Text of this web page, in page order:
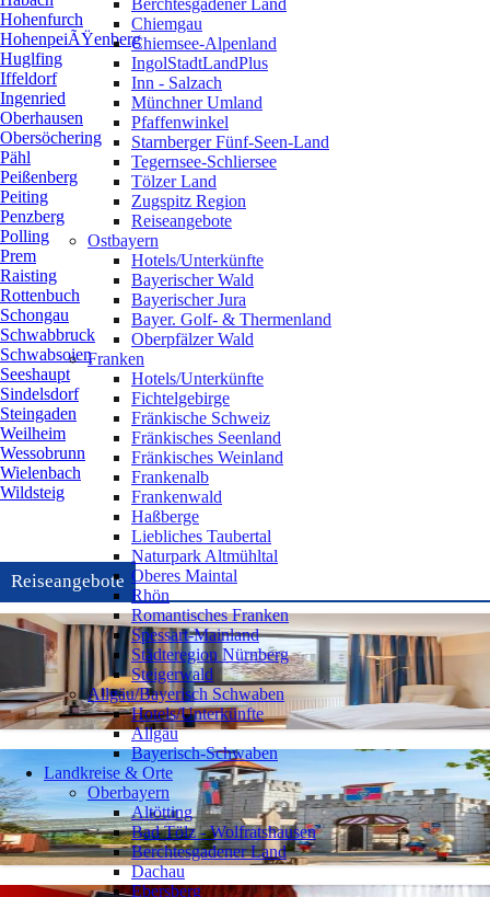
Hohenfurch
HohenpeiÃŸenberg
Huglfing
Iffeldorf
Ingenried
Oberhausen
Obersöchering
Pähl
Peißenberg
Peiting
Penzberg
Polling
Prem
Raisting
Rottenbuch
Schongau
Schwabbruck
Schwabsoien
Seeshaupt
Sindelsdorf
Steingaden
Weilheim
Wessobrunn
Wielenbach
Wildsteig
Reiseangebote
Berchtesgadener Land
Chiemgau
Chiemsee-Alpenland
IngolStadtLandPlus
Inn - Salzach
Münchner Umland
Pfaffenwinkel
Starnberger Fünf-Seen-Land
Tegernsee-Schliersee
Tölzer Land
Zugspitz Region
Reiseangebote
Ostbayern
Hotels/Unterkünfte
Bayerischer Wald
Bayerischer Jura
Bayer. Golf- & Thermenland
Oberpfälzer Wald
Franken
Hotels/Unterkünfte
Fichtelgebirge
Fränkische Schweiz
Fränkisches Seenland
Fränkisches Weinland
Frankenalb
Frankenwald
Haßberge
Liebliches Taubertal
Naturpark Altmühltal
Oberes Maintal
Rhön
Romantisches Franken
Spessart-Mainland
Städteregion Nürnberg
Steigerwald
Allgäu/Bayerisch Schwaben
Hotels/Unterkünfte
Allgäu
Bayerisch-Schwaben
Landkreise & Orte
Oberbayern
Altötting
Bad Tölz - Wolfratshausen
Berchtesgadener Land
Dachau
Ebersberg